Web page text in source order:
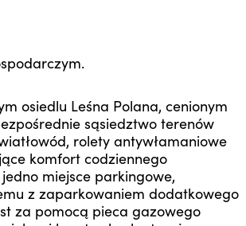
osiedlu Leśna Polana, cenionym
sąsiedztwo terenów
rolety antywłamaniowe
komfort codziennego
miejsce parkingowe,
z zaparkowaniem dodatkowego
za pomocą pieca gazowego